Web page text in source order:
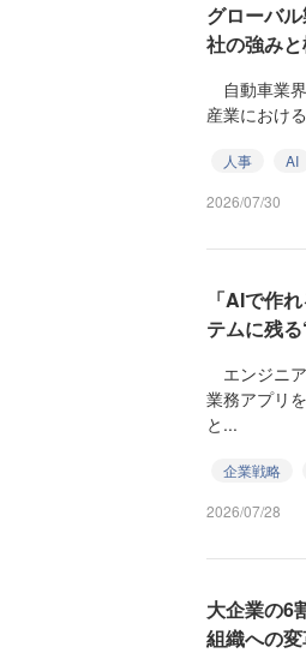
グローバ
社の強み
自動車業
産業におけ
人事 AI
2026/07/30
「AIで作
テムに残
エンジニ
業務アプリ
と...
企業戦略
2026/07/28
大企業の6
組織への